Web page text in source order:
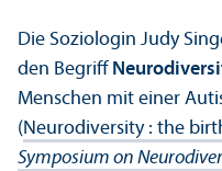
Die Soziologin Judy
den Begriff
Menschen mit einer
(Neurodiversity : the
Symposium on